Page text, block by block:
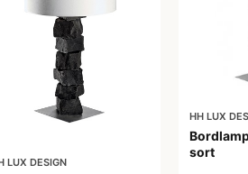
LUX DESIGN
HH LUX
sort